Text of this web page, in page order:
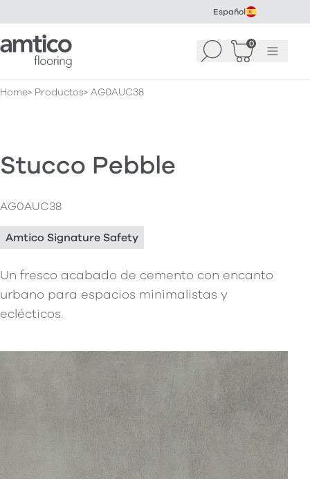
Español
Amtico Flooring Buscar 0
Cesta (0)
Menú
Home Productos AG0AUC38
Stucco Pebble
AG0AUC38
Amtico Signature Safety
Un fresco acabado de cemento con encanto
urbano para espacios minimalistas y
eclécticos.